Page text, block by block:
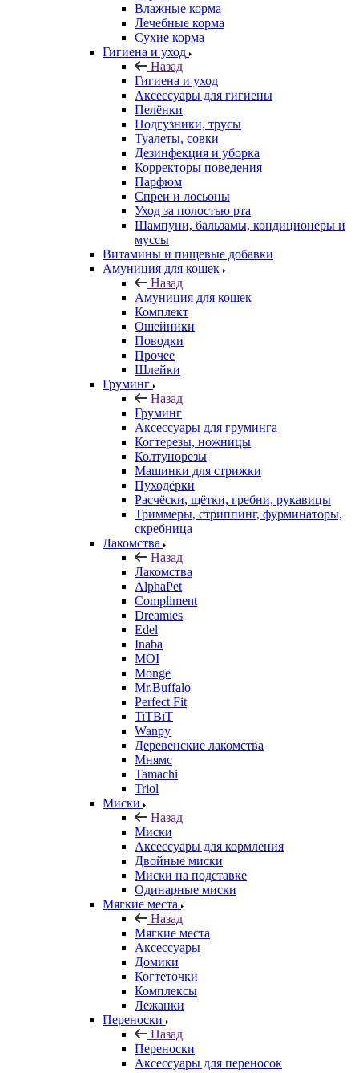
Влажные корма
Лечебные корма
Сухие корма
Гигиена и уход
Назад
Гигиена и уход
Аксессуары для гигиены
Пелёнки
Подгузники, трусы
Туалеты, совки
Дезинфекция и уборка
Корректоры поведения
Парфюм
Спреи и лосьоны
Уход за полостью рта
Шампуни, бальзамы, кондиционеры и
муссы
Витамины и пищевые добавки
Амуниция для кошек
Назад
Амуниция для кошек
Комплект
Ошейники
Поводки
Прочее
Шлейки
Груминг
Назад
Груминг
Аксессуары для груминга
Когтерезы, ножницы
Колтунорезы
Машинки для стрижки
Пуходёрки
Расчёски, щётки, гребни, рукавицы
Триммеры, стриппинг, фурминаторы,
скребница
Лакомства
Назад
Лакомства
AlphaPet
Compliment
Dreamies
Edel
Inaba
MOI
Monge
Mr.Buffalo
Perfect Fit
TiTBiT
Wanpy
Деревенские лакомства
Мнямс
Tamachi
Triol
Миски
Назад
Миски
Аксессуары для кормления
Двойные миски
Миски на подставке
Одинарные миски
Мягкие места
Назад
Мягкие места
Аксессуары
Домики
Когтеточки
Комплексы
Лежанки
Переноски
Назад
Переноски
Аксессуары для переносок